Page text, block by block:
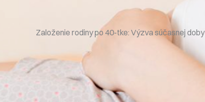
Založenie rodiny po 40-tke: Výzva súčasnej doby